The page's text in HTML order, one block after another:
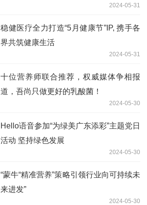
2024-05-31
稳健医疗全力打造“5月健康节”IP, 携手各
界共筑健康生活
2024-05-31
十位营养师联合推荐，权威媒体争相报
道，吾尚只做更好的乳酸菌！
2024-05-30
Hello语音参加“为绿美广东添彩”主题党日
活动 坚持绿色发展
2024-05-30
“蒙牛“精准营养”策略引领行业向可持续未
来进发”
2024-05-30